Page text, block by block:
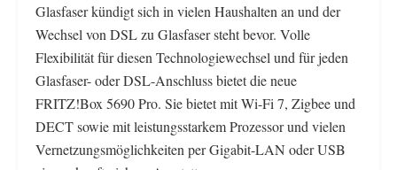
Glasfaser kündigt sich in vielen Haushalten an und der
Wechsel von DSL zu Glasfaser steht bevor. Volle
Flexibilität für diesen Technologiewechsel und für jeden
Glasfaser- oder DSL-Anschluss bietet die neue
FRITZ!Box 5690 Pro. Sie bietet mit Wi-Fi 7, Zigbee und
DECT sowie mit leistungsstarkem Prozessor und vielen
Vernetzungsmöglichkeiten per Gigabit-LAN oder USB